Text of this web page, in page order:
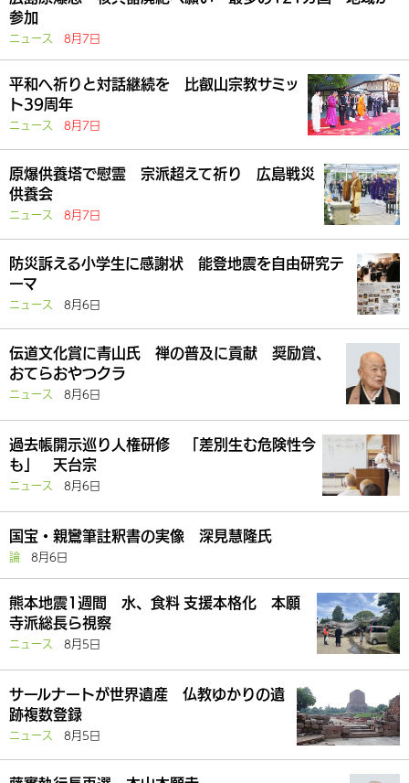
参加
ニュース 8月7日
平和へ祈りと対話継続を 比叡山宗教サミッ
ト39周年
ニュース 8月7日
原爆供養塔で慰霊 宗派超えて祈り 広島戦災
供養会
ニュース 8月7日
防災訴える小学生に感謝状 能登地震を自由研究テ
ーマ
ニュース 8月6日
伝道文化賞に青山氏 禅の普及に貢献 奨励賞、
おてらおやつクラ
ニュース 8月6日
過去帳開示巡り人権研修 「差別生む危険性今
も」 天台宗
ニュース 8月6日
国宝・親鸞筆註釈書の実像 深見慧隆氏
論 8月6日
熊本地震1週間 水、食料 支援本格化 本願
寺派総長ら視察
ニュース 8月5日
サールナートが世界遺産 仏教ゆかりの遺
跡複数登録
ニュース 8月5日